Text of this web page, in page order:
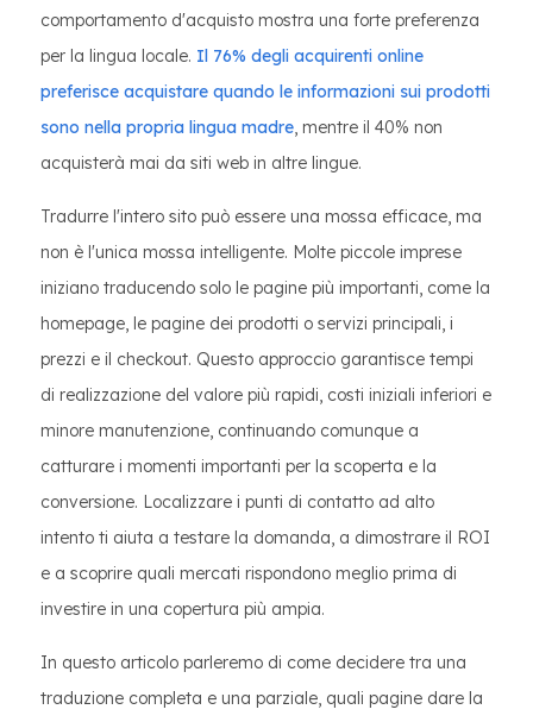
comportamento d'acquisto mostra una forte preferenza
per la lingua locale. Il 76% degli acquirenti online
preferisce acquistare quando le informazioni sui prodotti
sono nella propria lingua madre, mentre il 40% non
acquisterà mai da siti web in altre lingue.
Tradurre l'intero sito può essere una mossa efficace, ma
non è l'unica mossa intelligente. Molte piccole imprese
iniziano traducendo solo le pagine più importanti, come la
homepage, le pagine dei prodotti o servizi principali, i
prezzi e il checkout. Questo approccio garantisce tempi
di realizzazione del valore più rapidi, costi iniziali inferiori e
minore manutenzione, continuando comunque a
catturare i momenti importanti per la scoperta e la
conversione. Localizzare i punti di contatto ad alto
intento ti aiuta a testare la domanda, a dimostrare il ROI
e a scoprire quali mercati rispondono meglio prima di
investire in una copertura più ampia.
In questo articolo parleremo di come decidere tra una
traduzione completa e una parziale, quali pagine dare la